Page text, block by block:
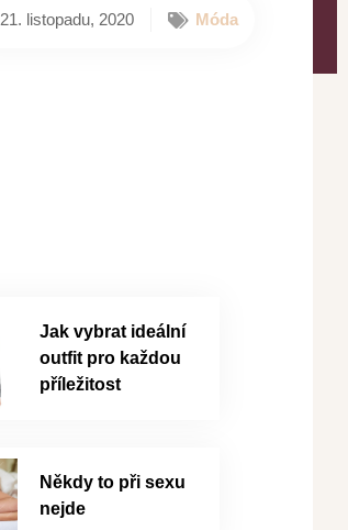
21. listopadu, 2020 Móda
Jak vybrat ideální
outfit pro každou
příležitost
Někdy to při sexu
nejde